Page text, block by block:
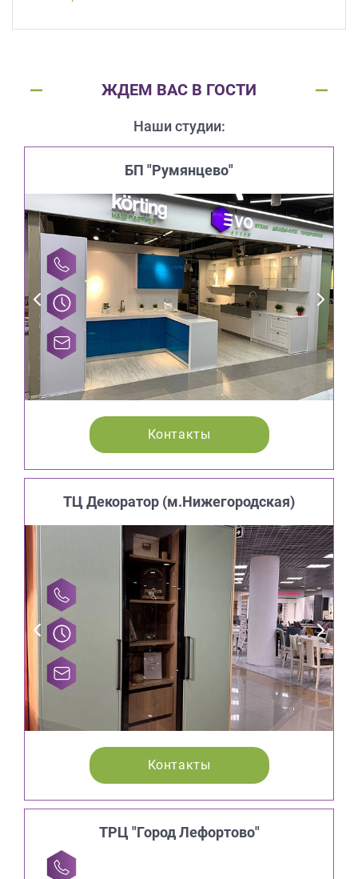
ЖДЕМ ВАС В ГОСТИ
Наши студии:
БП "Румянцево"
Контакты
ТЦ Декоратор (м.Нижегородская)
Контакты
ТРЦ "Город Лефортово"